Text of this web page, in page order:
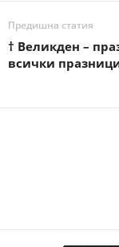
Предишна статия
† Великден –
всички